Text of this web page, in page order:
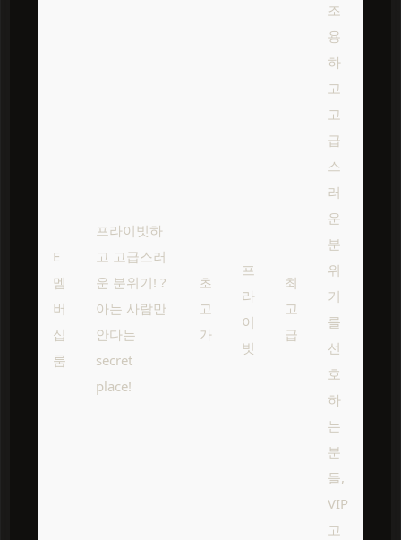
E
멤
버
십
룸
프라이빗하
고 고급스러
운 분위기! ?
아는 사람만
안다는
secret
place!
초
고
가
프
라
이
빗
최
고
급
조
용
하
고
고
급
스
러
운
분
위
기
를
선
호
하
는
분
들,
VIP
고